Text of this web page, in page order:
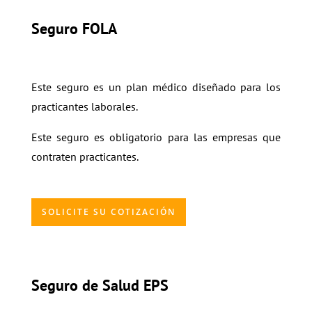
Seguro FOLA
Este seguro es un plan médico diseñado para los
practicantes laborales.
Este seguro es obligatorio para las empresas que
contraten practicantes.
SOLICITE SU COTIZACIÓN
Seguro de Salud EPS